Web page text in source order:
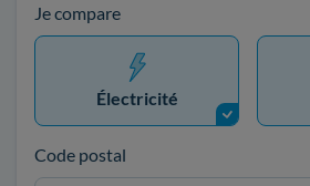
Je compare
Électricité
Code postal